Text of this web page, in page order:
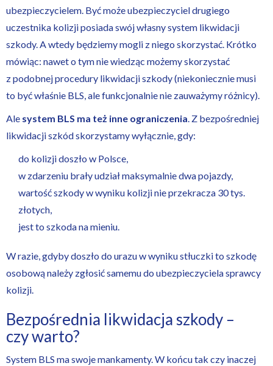
ubezpieczycielem. Być może ubezpieczyciel drugiego
uczestnika kolizji posiada swój własny system likwidacji
szkody. A wtedy będziemy mogli z niego skorzystać. Krótko
mówiąc: nawet o tym nie wiedząc możemy skorzystać
z podobnej procedury likwidacji szkody (niekoniecznie musi
to być właśnie BLS, ale funkcjonalnie nie zauważymy różnicy).
Ale system BLS ma też inne ograniczenia. Z bezpośredniej
likwidacji szkód skorzystamy wyłącznie, gdy:
do kolizji doszło w Polsce,
w zdarzeniu brały udział maksymalnie dwa pojazdy,
wartość szkody w wyniku kolizji nie przekracza 30 tys.
złotych,
jest to szkoda na mieniu.
W razie, gdyby doszło do urazu w wyniku stłuczki to szkodę
osobową należy zgłosić samemu do ubezpieczyciela sprawcy
kolizji.
Bezpośrednia likwidacja szkody –
czy warto?
System BLS ma swoje mankamenty. W końcu tak czy inaczej